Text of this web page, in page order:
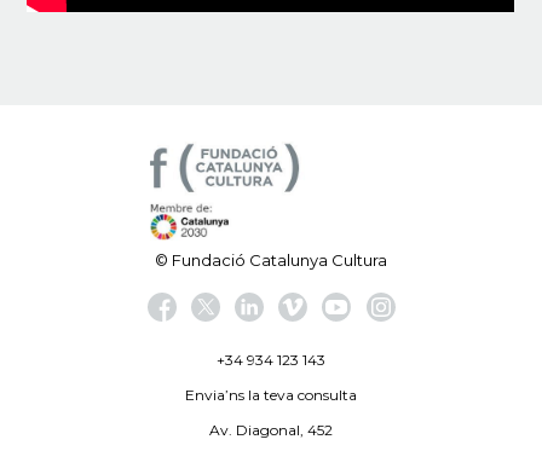
© Fundació Catalunya Cultura
+34 934 123 143
Envia’ns la teva consulta
Av. Diagonal, 452